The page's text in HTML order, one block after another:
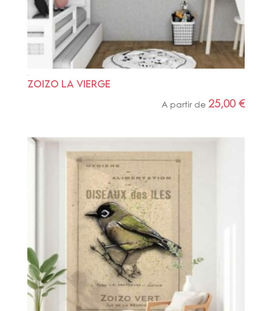
ZOIZO LA VIERGE
A partir de 25,00€